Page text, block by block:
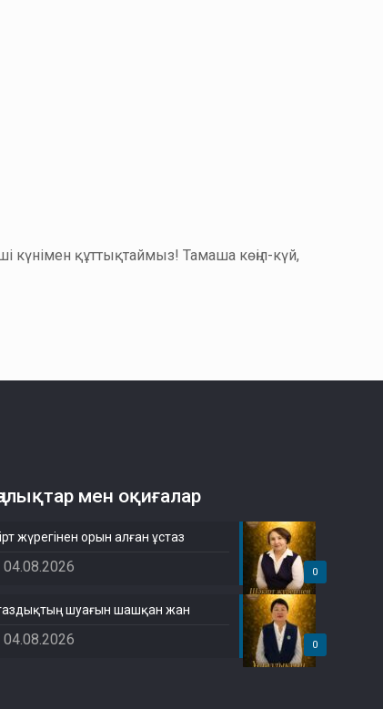
құттықтаймыз! Тамаша көңіл-күй,
мен оқиғалар
0
жүрегінен орын алған ұстаз
04.08.2026
0
шуағын шашқан жан
04.08.2026